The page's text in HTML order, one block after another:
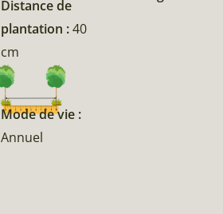
Distance de
plantation :40
cm
Mode de vie :
Annuel